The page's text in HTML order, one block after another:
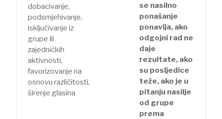
se nasilno
ponašanje
ponavlja, ako
odgojni rad ne
daje
rezultate, ako
su posljedice
teže, ako je u
pitanju nasilje
od grupe
prema
dobacivanje,
podsmjehivanje,
isključivanje iz
grupe ili
zajedničkih
aktivnosti,
favorizovanje na
osnovu različitosti,
širenje glasina